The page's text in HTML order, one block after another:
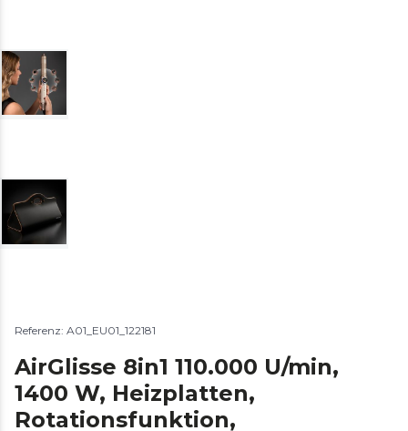
Referenz: A01_EU01_122181
AirGlisse 8in1 110.000 U/min,
1400 W, Heizplatten,
Rotationsfunktion,